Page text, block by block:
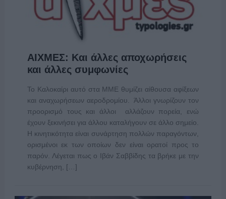
ΑΙΧΜΕΣ: Και άλλες αποχωρήσεις
και άλλες συμφωνίες
Το Καλοκαίρι αυτό στα ΜΜΕ θυμίζει αίθουσα αφίξεων
και αναχωρήσεων αεροδρομίου. Άλλοι γνωρίζουν τον
προορισμό τους και άλλοι αλλάζουν πορεία, ενώ
έχουν ξεκινήσει για άλλου καταλήγουν σε άλλο σημείο.
Η κινητικότητα είναι συνάρτηση πολλών παραγόντων,
ορισμένοι εκ των οποίων δεν είναι ορατοί προς το
παρόν. Λέγεται πως ο Ιβάν Σαββίδης τα βρήκε με την
κυβέρνηση, […]